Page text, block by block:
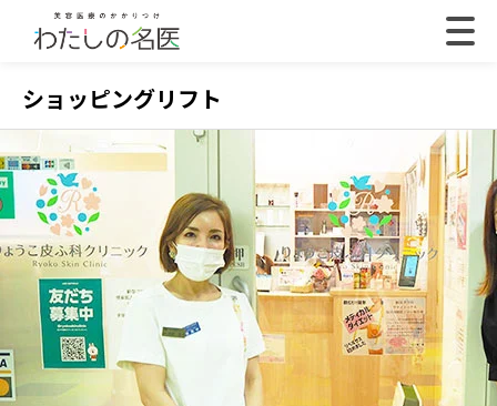
ショッピングリフト